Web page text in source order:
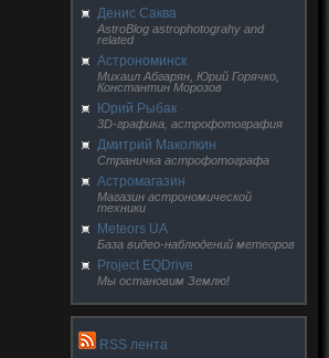
Денис Саква
AstroBlog astrophotograhy and
related
Астрономинск
Михаил Абгарян, Юрий Горячко,
Константин Морозов
Юрий Рыбак
3D-графика, астрофотография
Дмитрий Маколкин
Страничка астрофотографа
Астромагазин
Магазин астрономической
техники
Meteors UA
База видео-наблюдений метеоров
Project EQDrive
Мы остановим Землю!
RSS лента